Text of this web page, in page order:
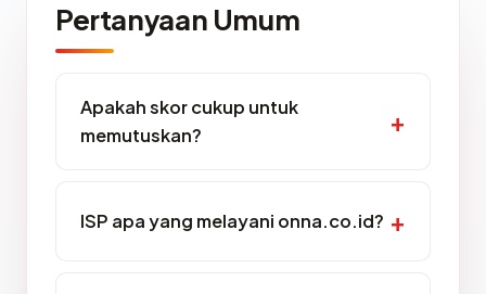
Pertanyaan Umum
Apakah skor cukup untuk
memutuskan?
ISP apa yang melayani onna.co.id?